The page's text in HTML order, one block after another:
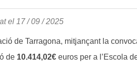
el 17 / 09 / 2025
de Tarragona, mitjançant la
de 10.414,02€euros per a l’Escola